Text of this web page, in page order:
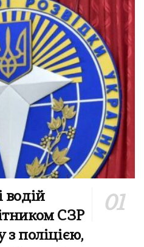
водій
СЗР
з поліцією,